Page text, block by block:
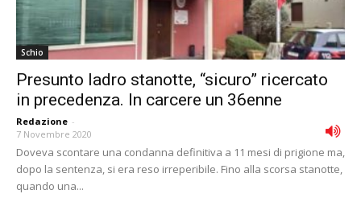
Schio
Presunto ladro stanotte, “sicuro” ricercato
in precedenza. In carcere un 36enne
Redazione -
7 Novembre 2020
Doveva scontare una condanna definitiva a 11 mesi di prigione ma,
dopo la sentenza, si era reso irreperibile. Fino alla scorsa stanotte,
quando una...